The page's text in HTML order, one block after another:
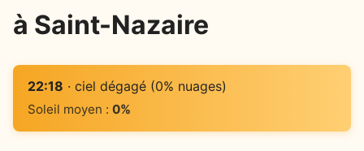
à Saint-Nazaire
22:18 · ciel dégagé (0% nuages)
Soleil moyen : 0%